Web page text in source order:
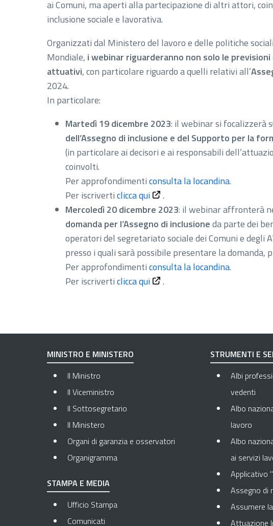
ai Comuni, ma aperti alla partecipazione di altri attori,
inclusione sociale e lavorativa.
Organizzati dal Ministero del lavoro e delle politiche
Mondiale, i webinar riguarderanno non solo le
attuativi, con particolare riguardo a quelli relativi all’
2024.
In particolare:
Martedì 19 dicembre 2023: il webinar si focalizzerà
dell’Assegno di inclusione e del Supporto per la
(in particolare ai decisori e ai responsabili
coinvolti.
Per approfondimenticonsulta la locandina.
Per iscriverticlicca qui
.
Mercoledì 20 dicembre 2023: il webinar affronterà
domanda per l’Assegno di inclusioneda parte dei
operatori del segretariato sociale dei Comuni e degli
presso i quali sarà possibile presentare la domanda,
Per approfondimenticonsulta la locandina.
Per iscriverticlicca qui .
MINISTRO E MINISTERO
Il Ministro
Il Viceministro
Il Sottosegretario
Il Ministero
Organi di garanzia e osservatori
Organigramma
STAMPA E MEDIA
Ufficio Stampa
Comunicati
STRUMENTI E
Albi
vedenti
Albo
lavoro
Albo
ai servizi
Applicativo
Assegno di
Assumere
Attuazione